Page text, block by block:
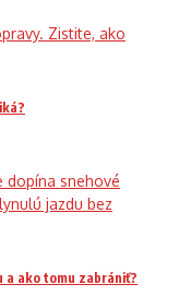
a ako tomu zabrániť?